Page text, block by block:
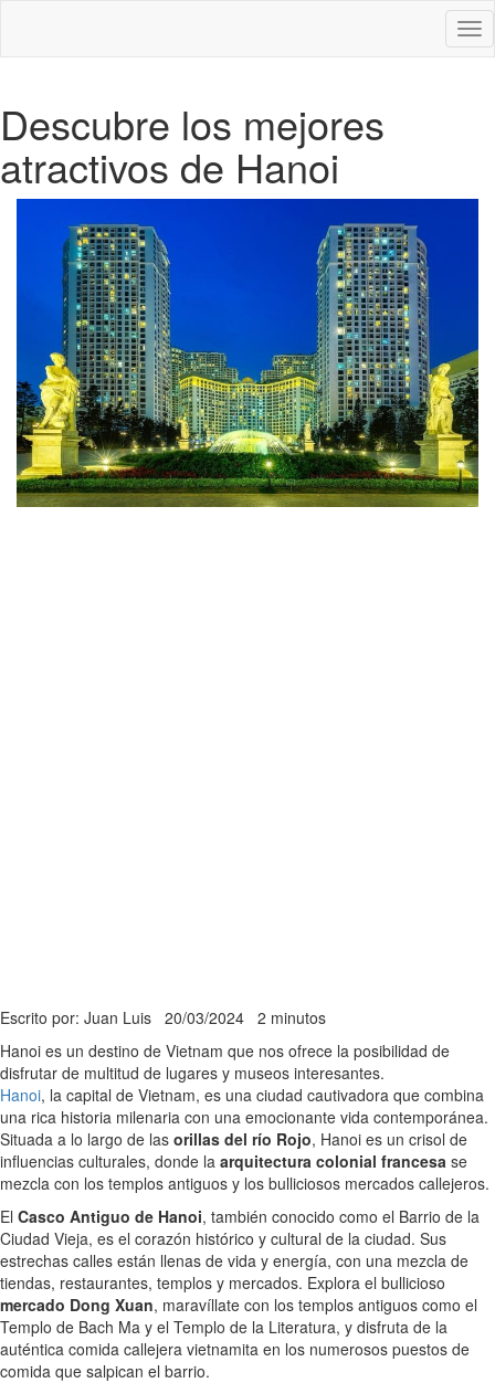
Descubre los mejores
atractivos de Hanoi
Escrito por: Juan Luis 20/03/2024 2 minutos
Hanoi es un destino de Vietnam que nos ofrece la posibilidad de
disfrutar de multitud de lugares y museos interesantes.
Hanoi, la capital de Vietnam, es una ciudad cautivadora que combina
una rica historia milenaria con una emocionante vida contemporánea.
Situada a lo largo de las orillas del río Rojo, Hanoi es un crisol de
influencias culturales, donde la arquitectura colonial francesa se
mezcla con los templos antiguos y los bulliciosos mercados callejeros.
El Casco Antiguo de Hanoi, también conocido como el Barrio de la
Ciudad Vieja, es el corazón histórico y cultural de la ciudad. Sus
estrechas calles están llenas de vida y energía, con una mezcla de
tiendas, restaurantes, templos y mercados. Explora el bullicioso
mercado Dong Xuan, maravíllate con los templos antiguos como el
Templo de Bach Ma y el Templo de la Literatura, y disfruta de la
auténtica comida callejera vietnamita en los numerosos puestos de
comida que salpican el barrio.